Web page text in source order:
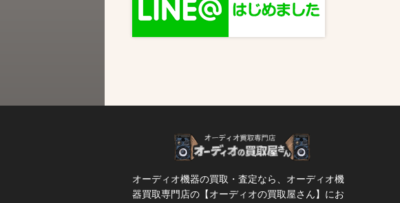
オーディオ機器の買取・査定なら、オーディオ機
器買取専門店の【オーディオの買取屋さん】にお